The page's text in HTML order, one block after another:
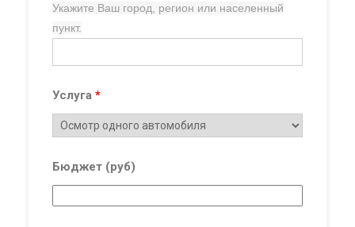
Укажите Ваш город, регион или населенный
пункт.
Услуга *
Бюджет (руб)